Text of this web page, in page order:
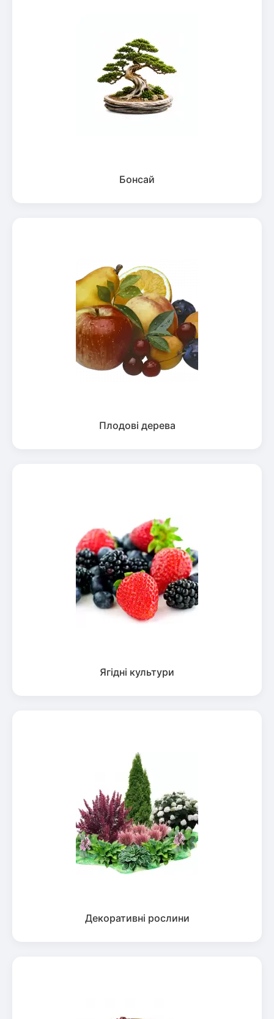
Бонсай
Плодові дерева
Ягідні культури
Декоративні рослини